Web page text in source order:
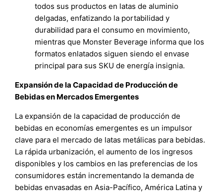
todos sus productos en latas de aluminio
delgadas, enfatizando la portabilidad y
durabilidad para el consumo en movimiento,
mientras que Monster Beverage informa que los
formatos enlatados siguen siendo el envase
principal para sus SKU de energía insignia.
Expansión de la Capacidad de Producción de
Bebidas en Mercados Emergentes
La expansión de la capacidad de producción de
bebidas en economías emergentes es un impulsor
clave para el mercado de latas metálicas para bebidas.
La rápida urbanización, el aumento de los ingresos
disponibles y los cambios en las preferencias de los
consumidores están incrementando la demanda de
bebidas envasadas en Asia-Pacífico, América Latina y